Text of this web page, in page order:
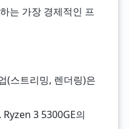
는 가장 경제적인 프
(스트리밍, 렌더링)은
3 5300GE의